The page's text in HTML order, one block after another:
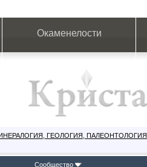
Окаменелости
ГЕОЛОГИЯ, ПАЛЕОНТОЛОГИЯ
Сообщество